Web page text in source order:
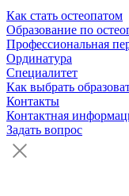
Как стать остеопатом
Образование по
Профессиональная
Ординатура
Специалитет
Как выбрать
Контакты
Контактная
Задать вопрос